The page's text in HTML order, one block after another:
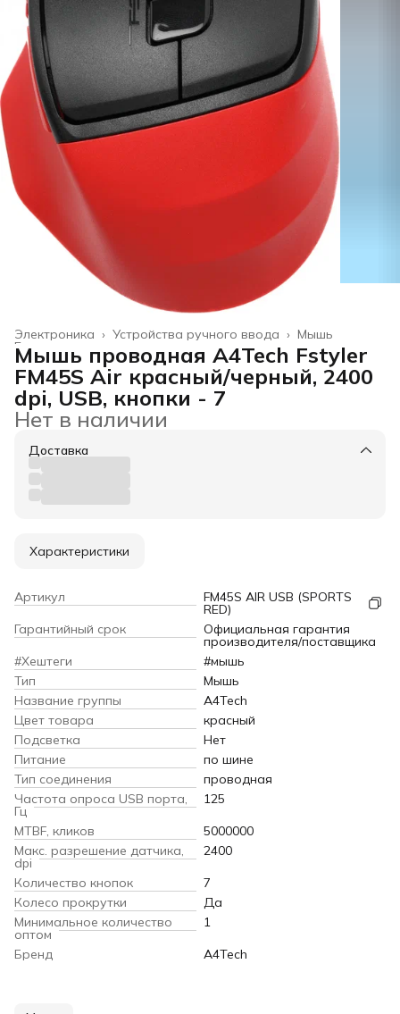
Мышь
Устройства ручного ввода ›
Электроника ›
Главная
Мышь проводная A4Tech Fstyler
FM45S Air красный/черный, 2400
dpi, USB, кнопки - 7
Нет в наличии
Доставка
Характеристики
Артикул FM45S AIR USB (SPORTS
RED)
Гарантийный срок
Официальная гарантия
производителя/поставщика
#Хештеги
#мышь
Тип
Мышь
Название группы
A4Tech
Цвет товара
красный
Подсветка
Нет
Питание
по шине
Тип соединения
проводная
Частота опроса USB порта,
Гц
125
MTBF, кликов
5000000
Макс. разрешение датчика,
dpi
2400
Количество кнопок
7
Колесо прокрутки
Да
Минимальное количество
оптом
1
Бренд
A4Tech